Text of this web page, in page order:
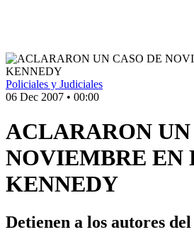
Policiales y Judiciales
06 Dec 2007 • 00:00
ACLARARON UN
NOVIEMBRE EN
KENNEDY
Detienen a los autores